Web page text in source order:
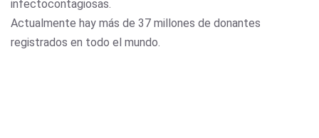
infectocontagiosas.
Actualmente hay más de 37 millones de donantes
registrados en todo el mundo.